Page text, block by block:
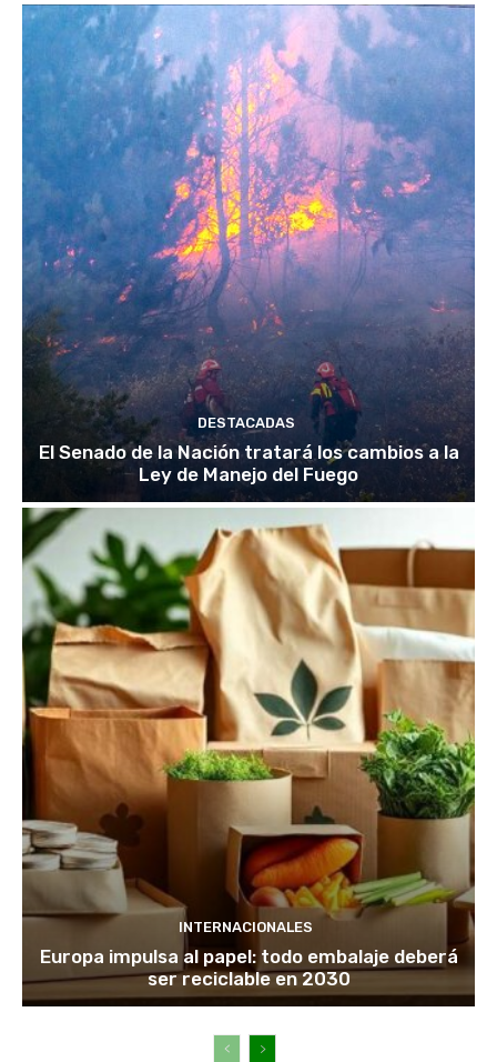
DESTACADAS
El Senado de la Nación tratará los cambios a la
Ley de Manejo del Fuego
INTERNACIONALES
Europa impulsa al papel: todo embalaje deberá
ser reciclable en 2030